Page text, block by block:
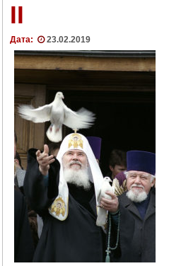
II
Дата: 23.02.2019